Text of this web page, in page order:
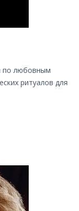
по любовным
ритуалов для